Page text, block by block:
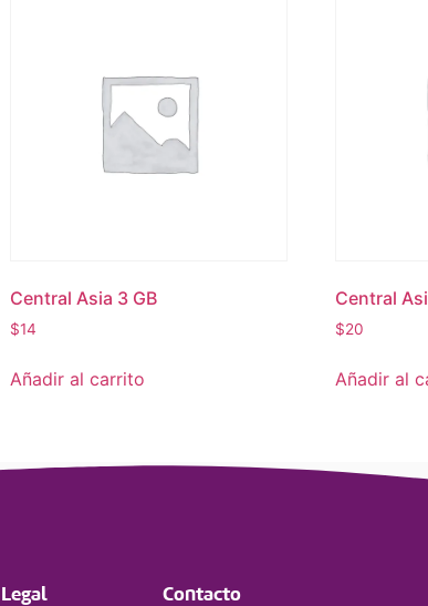
Central Asia 3 GB
$14
Añadir al carrito
Central
$20
Añadir al
Legal Contacto